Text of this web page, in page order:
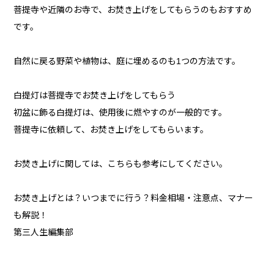
菩提寺や近隣のお寺で、お焚き上げをしてもらうのもおすすめ
です。
自然に戻る野菜や植物は、庭に埋めるのも1つの方法です。
白提灯は菩提寺でお焚き上げをしてもらう
初盆に飾る白提灯は、使用後に燃やすのが一般的です。
菩提寺に依頼して、お焚き上げをしてもらいます。
お焚き上げに関しては、こちらも参考にしてください。
お焚き上げとは？いつまでに行う？料金相場・注意点、マナー
も解説！
第三人生編集部